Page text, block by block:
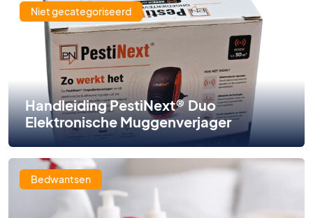
Niet gecategoriseerd
Handleiding PestiNext® Duo
Elektronische Muggenverjager
Bedwantsen